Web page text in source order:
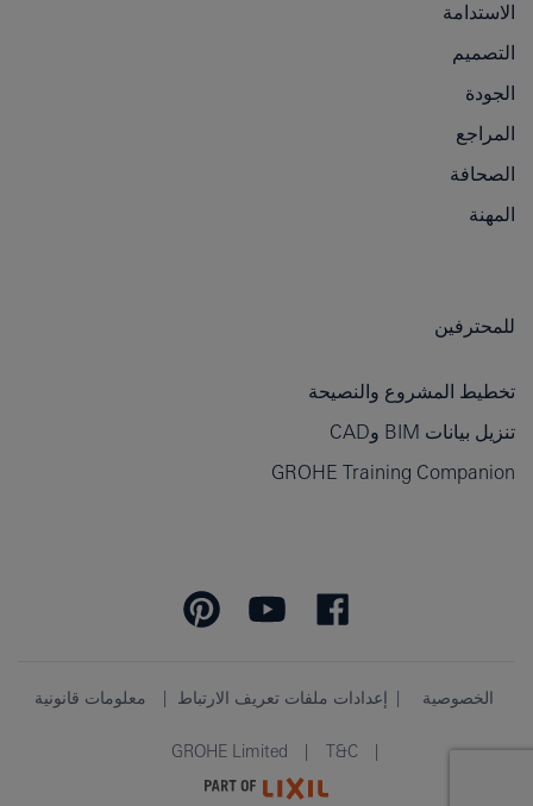
الاستدامة
التصميم
الجودة
المراجع
الصحافة
المهنة
للمحترفين
تخطيط المشروع والنصيحة
تنزيل بيانات BIM وCAD
GROHE Training Companion
الخصوصية إعدادات ملفات تعريف الارتباط معلومات قانونية
T&C
GROHE Limited